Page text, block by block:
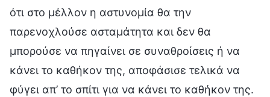
ότι στο μέλλον η αστυνομία θα την
παρενοχλούσε ασταμάτητα και δεν θα
μπορούσε να πηγαίνει σε συναθροίσεις ή να
κάνει το καθήκον της, αποφάσισε τελικά να
φύγει απ’ το σπίτι για να κάνει το καθήκον της.